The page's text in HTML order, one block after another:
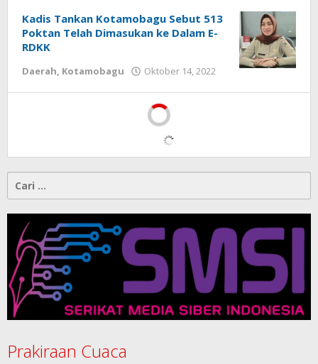
Kadis Tankan Kotamobagu Sebut 513
Poktan Telah Dimasukan ke Dalam E-
RDKK
Daerah, Kotamobagu Oktober 14, 2022
oleh
Cari
untuk:
Prakiraan Cuaca